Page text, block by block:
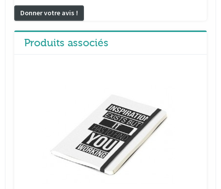
Donner votre avis !
Produits associés